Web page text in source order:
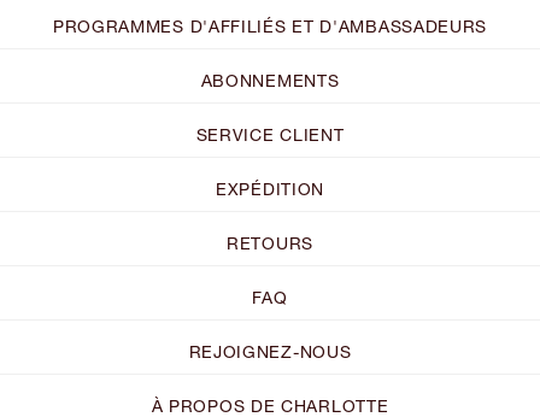
PROGRAMMES D'AFFILIÉS ET D'AMBASSADEURS
ABONNEMENTS
SERVICE CLIENT
EXPÉDITION
RETOURS
FAQ
REJOIGNEZ-NOUS
À PROPOS DE CHARLOTTE